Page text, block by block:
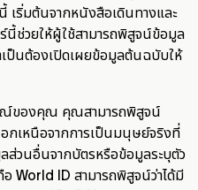
เริ่มต้นจากหนังสือเดินทางและ
นี้ช่วยให้ผู้ใช้สามารถพิสูจน์ข้อมูล
เป็นต้องเปิดเผยข้อมูลต้นฉบับให้
รณ์ของคุณ คุณสามารถพิสูจน์
เหนือจากการเป็นมนุษย์จริงที่
ส่วนอื่นจากบัตรหรือข้อมูลระบุตัว
World ID สามารถพิสูจน์ว่าได้มี